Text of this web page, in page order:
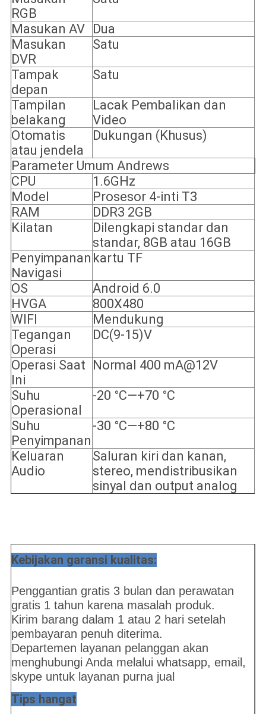
RGB
Masukan AV
Dua
Masukan
DVR
Satu
Tampak
depan
Satu
Tampilan
belakang
Lacak Pembalikan dan
Video
Otomatis
atau jendela
Dukungan (Khusus)
Parameter Umum Andrews
CPU
1.6GHz
Model
Prosesor 4-inti T3
RAM
DDR3 2GB
Kilatan
Dilengkapi standar dan
standar, 8GB atau 16GB
Penyimpanan
Navigasi
kartu TF
OS
Android 6.0
HVGA
800X480
WIFI
Mendukung
Tegangan
Operasi
DC(9-15)V
Operasi Saat
Ini
Normal 400 mA@12V
Suhu
Operasional
-20 °C—+70 °C
Suhu
Penyimpanan
-30 °C—+80 °C
Keluaran
Audio
Saluran kiri dan kanan,
stereo, mendistribusikan
sinyal dan output analog
Kebijakan garansi kualitas:
Penggantian gratis 3 bulan dan perawatan
gratis 1 tahun karena masalah produk.
Kirim barang dalam 1 atau 2 hari setelah
pembayaran penuh diterima.
Departemen layanan pelanggan akan
menghubungi Anda melalui whatsapp, email,
skype untuk layanan purna jual
Tips hangat